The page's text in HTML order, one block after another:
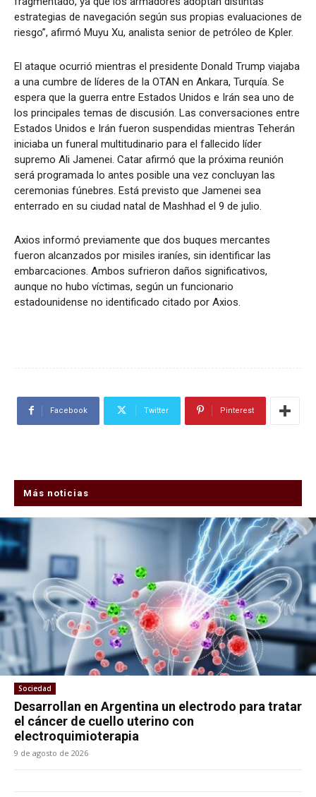
estrategias de navegación según sus propias evaluaciones de
riesgo”, afirmó Muyu Xu, analista senior de petróleo de Kpler.
El ataque ocurrió mientras el presidente Donald Trump viajaba
a una cumbre de líderes de la OTAN en Ankara, Turquía. Se
espera que la guerra entre Estados Unidos e Irán sea uno de
los principales temas de discusión. Las conversaciones entre
Estados Unidos e Irán fueron suspendidas mientras Teherán
iniciaba un funeral multitudinario para el fallecido líder
supremo Ali Jamenei. Catar afirmó que la próxima reunión
será programada lo antes posible una vez concluyan las
ceremonias fúnebres. Está previsto que Jamenei sea
enterrado en su ciudad natal de Mashhad el 9 de julio.
Axios informó previamente que dos buques mercantes
fueron alcanzados por misiles iraníes, sin identificar las
embarcaciones. Ambos sufrieron daños significativos,
aunque no hubo víctimas, según un funcionario
estadounidense no identificado citado por Axios.
Facebook Twitter Pinterest
Más noticias
Sociedad
Desarrollan en Argentina un electrodo para tratar
el cáncer de cuello uterino con
electroquimioterapia
9 de agosto de 2026